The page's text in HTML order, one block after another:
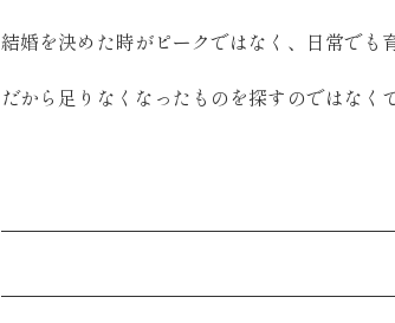
結婚を決めた時がピークではなく、日常でも
だから足りなくなったものを探すのではな